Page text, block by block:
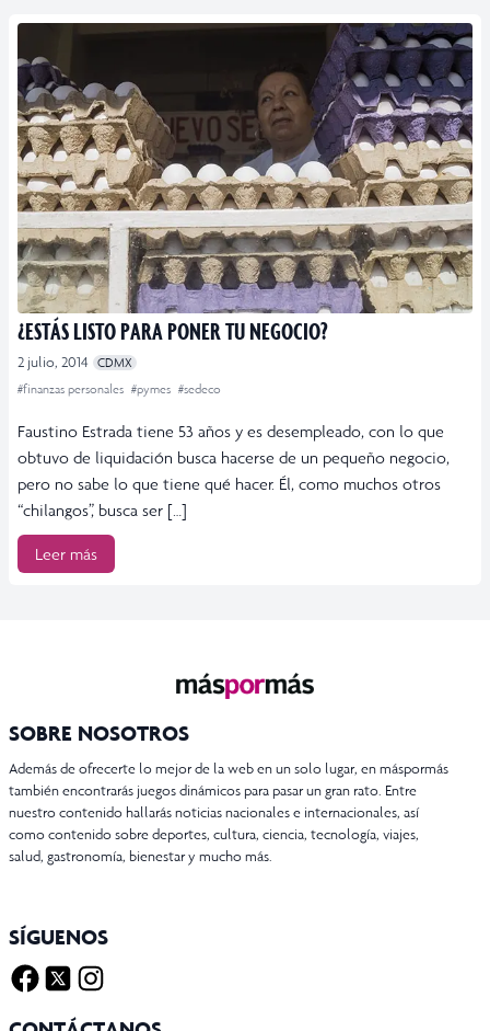
¿ESTÁS LISTO PARA PONER TU NEGOCIO?
2 julio, 2014
CDMX
#finanzas personales #pymes #sedeco
Faustino Estrada tiene 53 años y es desempleado, con lo que
obtuvo de liquidación busca hacerse de un pequeño negocio,
pero no sabe lo que tiene qué hacer. Él, como muchos otros
“chilangos”, busca ser […]
Leer más
SOBRE NOSOTROS
Además de ofrecerte lo mejor de la web en un solo lugar, en máspormás
también encontrarás juegos dinámicos para pasar un gran rato. Entre
nuestro contenido hallarás noticias nacionales e internacionales, así
como contenido sobre deportes, cultura, ciencia, tecnología, viajes,
salud, gastronomía, bienestar y mucho más.
SÍGUENOS